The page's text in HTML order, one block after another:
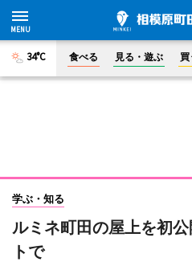
34°C 食べる 見る・遊ぶ 買
学ぶ・知る
ルミネ町田の屋上を初
トで